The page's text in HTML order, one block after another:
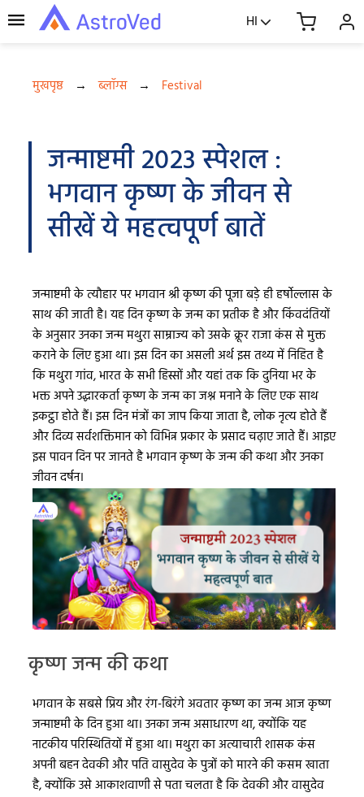
HI
मुखपृष्ठ → ब्लॉग्स → Festival
जन्माष्टमी 2023 स्पेशल :
भगवान कृष्ण के जीवन से
सीखें ये महत्वपूर्ण बातें
जन्माष्टमी के त्यौहार पर भगवान श्री कृष्ण की पूजा बड़े ही हर्षोल्लास के
साथ की जाती है। यह दिन कृष्ण के जन्म का प्रतीक है और किंवदंतियों
के अनुसार उनका जन्म मथुरा साम्राज्य को उसके क्रूर राजा कंस से मुक्त
कराने के लिए हुआ था। इस दिन का असली अर्थ इस तथ्य में निहित है
कि मथुरा गांव, भारत के सभी हिस्सों और यहां तक कि दुनिया भर के
भक्त अपने उद्धारकर्ता कृष्ण के जन्म का जश्न मनाने के लिए एक साथ
इकट्ठा होते हैं। इस दिन मंत्रों का जाप किया जाता है, लोक नृत्य होते हैं
और दिव्य सर्वशक्तिमान को विभिन्न प्रकार के प्रसाद चढ़ाए जाते हैं। आइए
इस पावन दिन पर जानते है भगवान कृष्ण के जन्म की कथा और उनका
जीवन दर्षन।
कृष्ण जन्म की कथा
भगवान के सबसे प्रिय और रंग-बिरंगे अवतार कृष्ण का जन्म आज कृष्ण
जन्माष्टमी के दिन हुआ था। उनका जन्म असाधारण था, क्योंकि यह
नाटकीय परिस्थितियों में हुआ था। मथुरा का अत्याचारी शासक कंस
अपनी बहन देवकी और पति वासुदेव के पुत्रों को मारने की कसम खाता
है, क्योंकि उसे आकाशवाणी से पता चलता है कि देवकी और वासुदेव